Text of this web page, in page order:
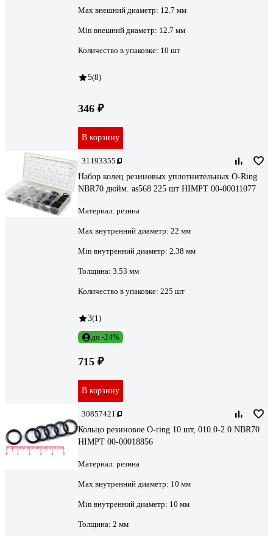
Мах внешний диаметр: 12.7 мм
Min внешний диаметр: 12.7 мм
Количество в упаковке: 10 шт
5(8)
346 ₽
В корзину
31193355
Набор колец резиновых уплотнительных O-Ring
NBR70 дюйм. as568 225 шт HIMPT 00-00011077
Материал: резина
Max внутренний диаметр: 22 мм
Min внутренний диаметр: 2.38 мм
Толщина: 3.53 мм
Количество в упаковке: 225 шт
3(1)
до -24%
715 ₽
В корзину
30857421
Кольцо резиновое O-ring 10 шт, 010.0-2.0 NBR70
HIMPT 00-00018856
Материал: резина
Max внутренний диаметр: 10 мм
Min внутренний диаметр: 10 мм
Толщина: 2 мм